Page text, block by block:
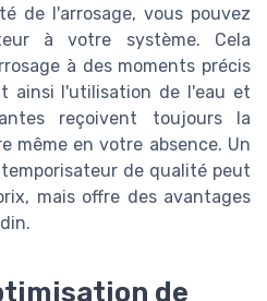
de l'arrosage, vous pouvez
à votre système. Cela
à des moments précis
ainsi l'utilisation de l'eau et
reçoivent toujours la
même en votre absence. Un
de qualité peut
mais offre des avantages
de